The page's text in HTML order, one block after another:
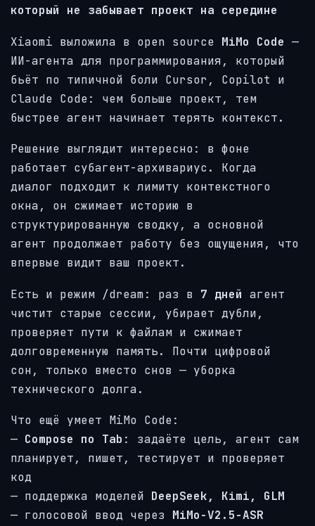
который не забывает проект на середине
Xiaomi выложила в open source MiMo Code —
ИИ-агента для программирования, который
бьёт по типичной боли Cursor, Copilot и
Claude Code: чем больше проект, тем
быстрее агент начинает терять контекст.
Решение выглядит интересно: в фоне
работает субагент-архивариус. Когда
диалог подходит к лимиту контекстного
окна, он сжимает историю в
структурированную сводку, а основной
агент продолжает работу без ощущения, что
впервые видит ваш проект.
Есть и режим /dream: раз в 7 дней агент
чистит старые сессии, убирает дубли,
проверяет пути к файлам и сжимает
долговременную память. Почти цифровой
сон, только вместо снов — уборка
технического долга.
Что ещё умеет MiMo Code:
— Compose по Tab : задаёте цель, агент сам
планирует, пишет, тестирует и проверяет
код
— поддержка моделей DeepSeek, Kimi, GLM
— голосовой ввод через MiMo-V2.5-ASR